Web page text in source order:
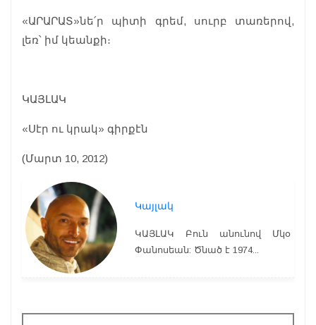
«ԱՐԱՐԱՏ»նե՛ր պիտի գրեմ, սուրբ տառերով,
լեռ՝ իմ կեանքի։
ԿԱՅԼԱԿ
«Սէր ու կրակ» գիրքէն
(Մարտ 10, 2012)
Կայլակ
ԿԱՅԼԱԿ Բուն անունով Մկօ
Փանոսեան: Ծնած է 1974...